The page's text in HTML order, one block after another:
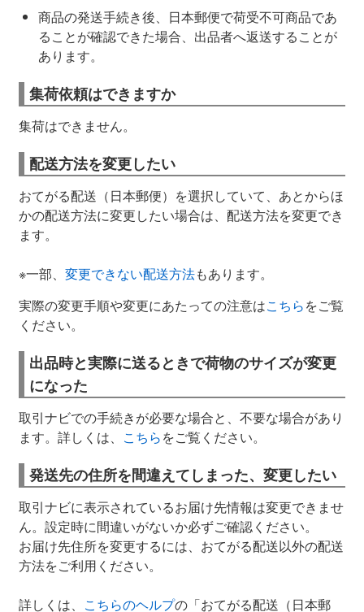
商品の発送手続き後、日本郵便で荷受不可商品であ
ることが確認できた場合、出品者へ返送することが
あります。
集荷依頼はできますか
集荷はできません。
配送方法を変更したい
おてがる配送（日本郵便）を選択していて、あとからほ
かの配送方法に変更したい場合は、配送方法を変更でき
ます。
※一部、 変更できない配送方法もあります。
実際の変更手順や変更にあたっての注意はこちらをご覧
ください。
出品時と実際に送るときで荷物のサイズが変更
になった
取引ナビでの手続きが必要な場合と、不要な場合があり
ます。詳しくは、 こちらをご覧ください。
発送先の住所を間違えてしまった、変更したい
取引ナビに表示されているお届け先情報は変更できませ
ん。設定時に間違いがないか必ずご確認ください。
お届け先住所を変更するには、おてがる配送以外の配送
方法をご利用ください。
詳しくは、 こちらのヘルプの「おてがる配送（日本郵